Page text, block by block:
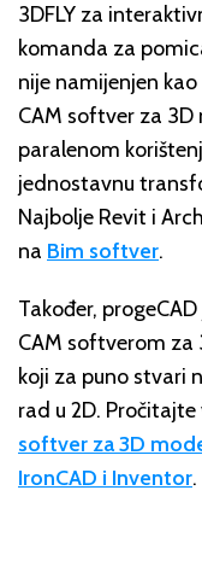
3DFLY za
komanda za
nije namijenjen
CAM softver za 3D
paralenom
jednostavnu
Najbolje Revit i
na Bim softver.
Također,
CAM softverom za
koji za puno stvari
rad u 2D. Pročitajte
softver za 3D
IronCAD i Inventor.